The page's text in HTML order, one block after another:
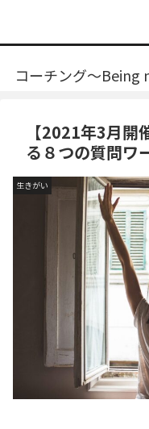
コーチング～Being
【2021年3月
る８つの質問ワ
生きがい